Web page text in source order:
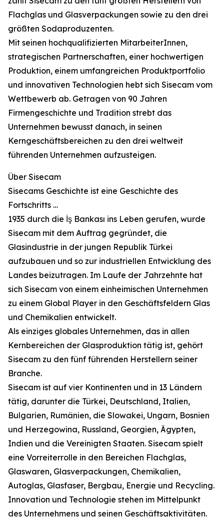
Flachglas und Glasverpackungen sowie zu den drei
größten Sodaproduzenten.
Mit seinen hochqualifizierten MitarbeiterInnen,
strategischen Partnerschaften, einer hochwertigen
Produktion, einem umfangreichen Produktportfolio
und innovativen Technologien hebt sich Sisecam vom
Wettbewerb ab. Getragen von 90 Jahren
Firmengeschichte und Tradition strebt das
Unternehmen bewusst danach, in seinen
Kerngeschäftsbereichen zu den drei weltweit
führenden Unternehmen aufzusteigen.
Über Sisecam
Sisecams Geschichte ist eine Geschichte des
Fortschritts …
1935 durch die İş Bankası ins Leben gerufen, wurde
Sisecam mit dem Auftrag gegründet, die
Glasindustrie in der jungen Republik Türkei
aufzubauen und so zur industriellen Entwicklung des
Landes beizutragen. Im Laufe der Jahrzehnte hat
sich Sisecam von einem einheimischen Unternehmen
zu einem Global Player in den Geschäftsfeldern Glas
und Chemikalien entwickelt.
Als einziges globales Unternehmen, das in allen
Kernbereichen der Glasproduktion tätig ist, gehört
Sisecam zu den fünf führenden Herstellern seiner
Branche.
Sisecam ist auf vier Kontinenten und in 13 Ländern
tätig, darunter die Türkei, Deutschland, Italien,
Bulgarien, Rumänien, die Slowakei, Ungarn, Bosnien
und Herzegowina, Russland, Georgien, Ägypten,
Indien und die Vereinigten Staaten. Sisecam spielt
eine Vorreiterrolle in den Bereichen Flachglas,
Glaswaren, Glasverpackungen, Chemikalien,
Autoglas, Glasfaser, Bergbau, Energie und Recycling.
Innovation und Technologie stehen im Mittelpunkt
des Unternehmens und seinen Geschäftsaktivitäten.